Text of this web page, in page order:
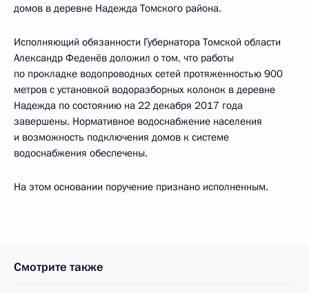
домов в деревне Надежда Томского района.
Исполняющий обязанности Губернатора Томской области
Александр Феденёв доложил о том, что работы
по прокладке водопроводных сетей протяженностью 900
метров с установкой водоразборных колонок в деревне
Надежда по состоянию на 22 декабря 2017 года
завершены. Нормативное водоснабжение населения
и возможность подключения домов к системе
водоснабжения обеспечены.
На этом основании поручение признано исполненным.
Смотрите также